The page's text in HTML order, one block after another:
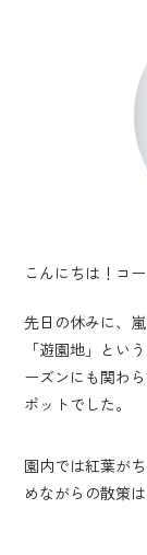
こんにちは！コ
先日の休みに、
「遊園地」とい
ーズンにも関わ
ポットでした。
園内では紅葉が
めながらの散策